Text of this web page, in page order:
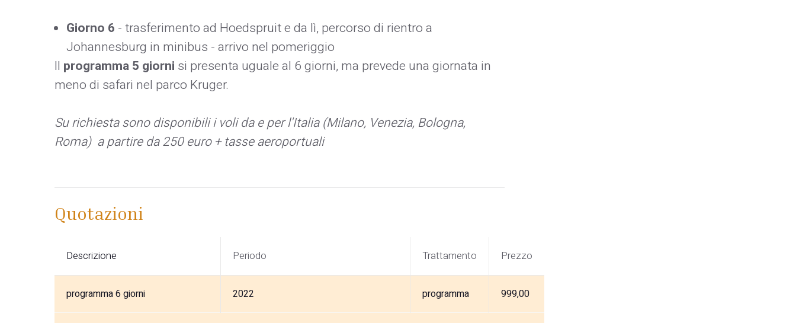
Giorno 6 - trasferimento ad Hoedspruit e da lì, percorso di rientro a
Johannesburg in minibus - arrivo nel pomeriggio
Il programma 5 giorni si presenta uguale al 6 giorni, ma prevede una giornata in
meno di safari nel parco Kruger.
Su richiesta sono disponibili i voli da e per l'Italia (Milano, Venezia, Bologna,
Roma) a partire da 250 euro + tasse aeroportuali
Quotazioni
Descrizione Periodo Trattamento Prezzo
programma 6 giorni 2022 programma 999,00